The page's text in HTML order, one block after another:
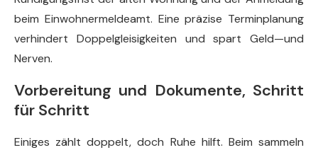
beim Einwohnermeldeamt. Eine präzise Terminplanung
verhindert Doppelgleisigkeiten und spart Geld—und
Nerven.
Vorbereitung und Dokumente, Schritt
für Schritt
Einiges zählt doppelt, doch Ruhe hilft. Beim sammeln